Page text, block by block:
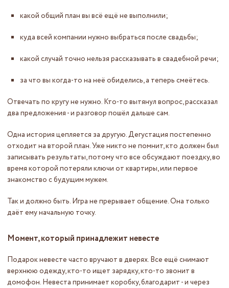
какой общий план вы всё ещё не выполнили;
куда всей компании нужно выбраться после свадьбы;
какой случай точно нельзя рассказывать в свадебной речи;
за что вы когда-то на неё обиделись, а теперь смеётесь.
Отвечать по кругу не нужно. Кто-то вытянул вопрос, рассказал
два предложения - и разговор пошёл дальше сам.
Одна история цепляется за другую. Дегустация постепенно
отходит на второй план. Уже никто не помнит, кто должен был
записывать результаты, потому что все обсуждают поездку, во
время которой потеряли ключи от квартиры, или первое
знакомство с будущим мужем.
Так и должно быть. Игра не прерывает общение. Она только
даёт ему начальную точку.
Момент, который принадлежит невесте
Подарок невесте часто вручают в дверях. Все ещё снимают
верхнюю одежду, кто-то ищет зарядку, кто-то звонит в
домофон. Невеста принимает коробку, благодарит - и через